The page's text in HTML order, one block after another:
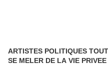
ARTISTES POLITIQUES
SE MELER DE LA VIE PRIVEE